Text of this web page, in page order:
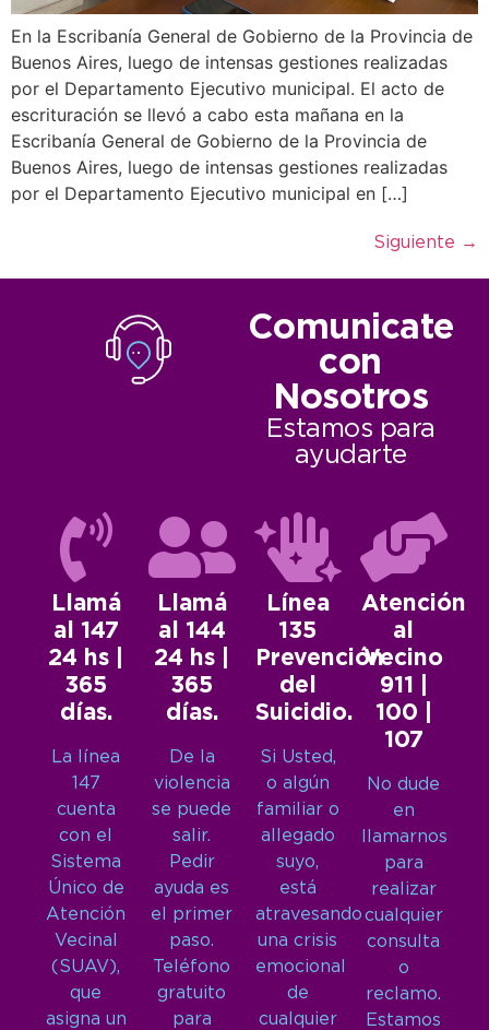
En la Escribanía General de Gobierno de la Provincia de
Buenos Aires, luego de intensas gestiones realizadas
por el Departamento Ejecutivo municipal. El acto de
escrituración se llevó a cabo esta mañana en la
Escribanía General de Gobierno de la Provincia de
Buenos Aires, luego de intensas gestiones realizadas
por el Departamento Ejecutivo municipal en […]
Siguiente →
Comunicate
con
Nosotros
Estamos para
ayudarte
Llamá
al 147
24 hs |
365
días.
La línea
147
cuenta
con el
Sistema
Único de
Atención
Vecinal
(SUAV),
que
asigna un
Llamá
al 144
24 hs |
365
días.
De la
violencia
se puede
salir.
Pedir
ayuda es
el primer
paso.
Teléfono
gratuito
para
Línea
135
Prevención
del
Suicidio.
Si Usted,
o algún
familiar o
allegado
suyo,
está
atravesando
una crisis
emocional
de
cualquier
Atención
al
Vecino
911 |
100 |
107
No dude
en
llamarnos
para
realizar
cualquier
consulta
o
reclamo.
Estamos